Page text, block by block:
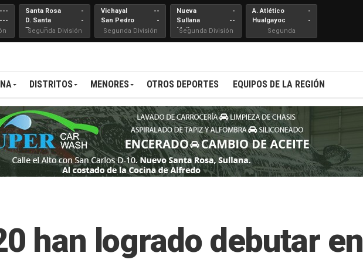
---
---
Santa Rosa
D. Santa
Teresita
-
-
Segunda División
Vichayal
San Pedro
--
-
Segunda División
Nueva
Sullana
Mallares
-
--
Segunda División
A. Atlético
Hualgayoc
-
-
Segunda
Profesional
DISTRITOS MENORES OTROS DEPORTES EQUIPOS DE LA REGIÓN
han logrado debutar en